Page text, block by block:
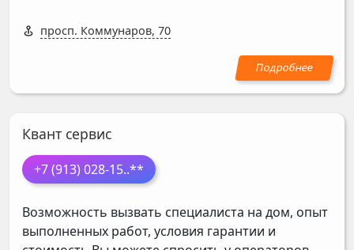
просп. Коммунаров, 70
Квант сервис
+7 (913) 028-15..**
Возможность вызвать специалиста на дом, опыт
выполненных работ, условия гарантии и